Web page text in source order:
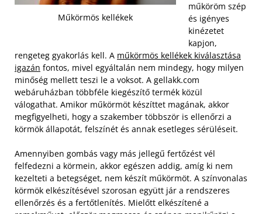
Műkörmös kellékek
műköröm szép
és igényes
kinézetet
kapjon,
rengeteg gyakorlás kell. A műkörmös kellékek kiválasztása
igazán fontos, mivel egyáltalán nem mindegy, hogy milyen
minőség mellett teszi le a voksot. A gellakk.com
webáruházban többféle kiegészítő termék közül
válogathat. Amikor műkörmöt készíttet magának, akkor
megfigyelheti, hogy a szakember többször is ellenőrzi a
körmök állapotát, felszínét és annak esetleges sérüléseit.
Amennyiben gombás vagy más jellegű fertőzést vél
felfedezni a körmein, akkor egészen addig, amíg ki nem
kezelteti a betegséget, nem készít műkörmöt. A színvonalas
körmök elkészítésével szorosan együtt jár a rendszeres
ellenőrzés és a fertőtlenítés. Mielőtt elkészítené a